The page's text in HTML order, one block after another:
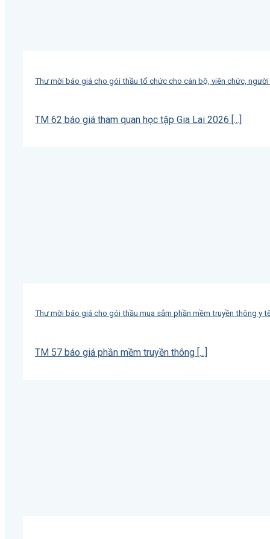
Thư mời báo giá cho gói thầu tổ chức cho cán bộ, viên chức,
TM 62 báo giá tham quan học tập Gia Lai 2026 [...]
Thư mời báo giá cho gói thầu mua sắm phần mềm truyền thông y
TM 57 báo giá phần mềm truyền thông [...]